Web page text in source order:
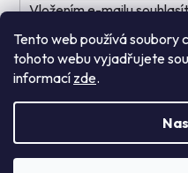
Tento web používá soubory
tohoto webu vyjadřujete
informací zde.
Vložením e-mailu
osobních údajů
PŘIHLÁSIT SE